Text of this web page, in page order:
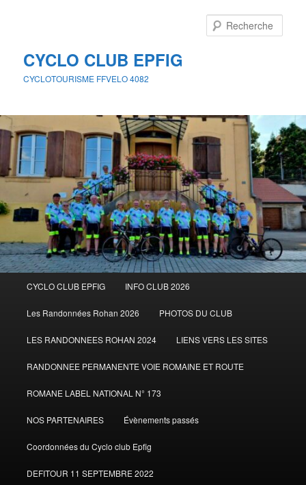
CYCLO CLUB EPFIG
CYCLOTOURISME FFVELO 4082
principal
CYCLO CLUB EPFIG INFO CLUB 2026
Les Randonnées Rohan 2026 PHOTOS DU CLUB
LES RANDONNEES ROHAN 2024 LIENS VERS LES SITES
RANDONNEE PERMANENTE VOIE ROMAINE ET ROUTE
ROMANE LABEL NATIONAL N° 173
NOS PARTENAIRES Évènements passés
Coordonnées du Cyclo club Epfig
DEFITOUR 11 SEPTEMBRE 2022